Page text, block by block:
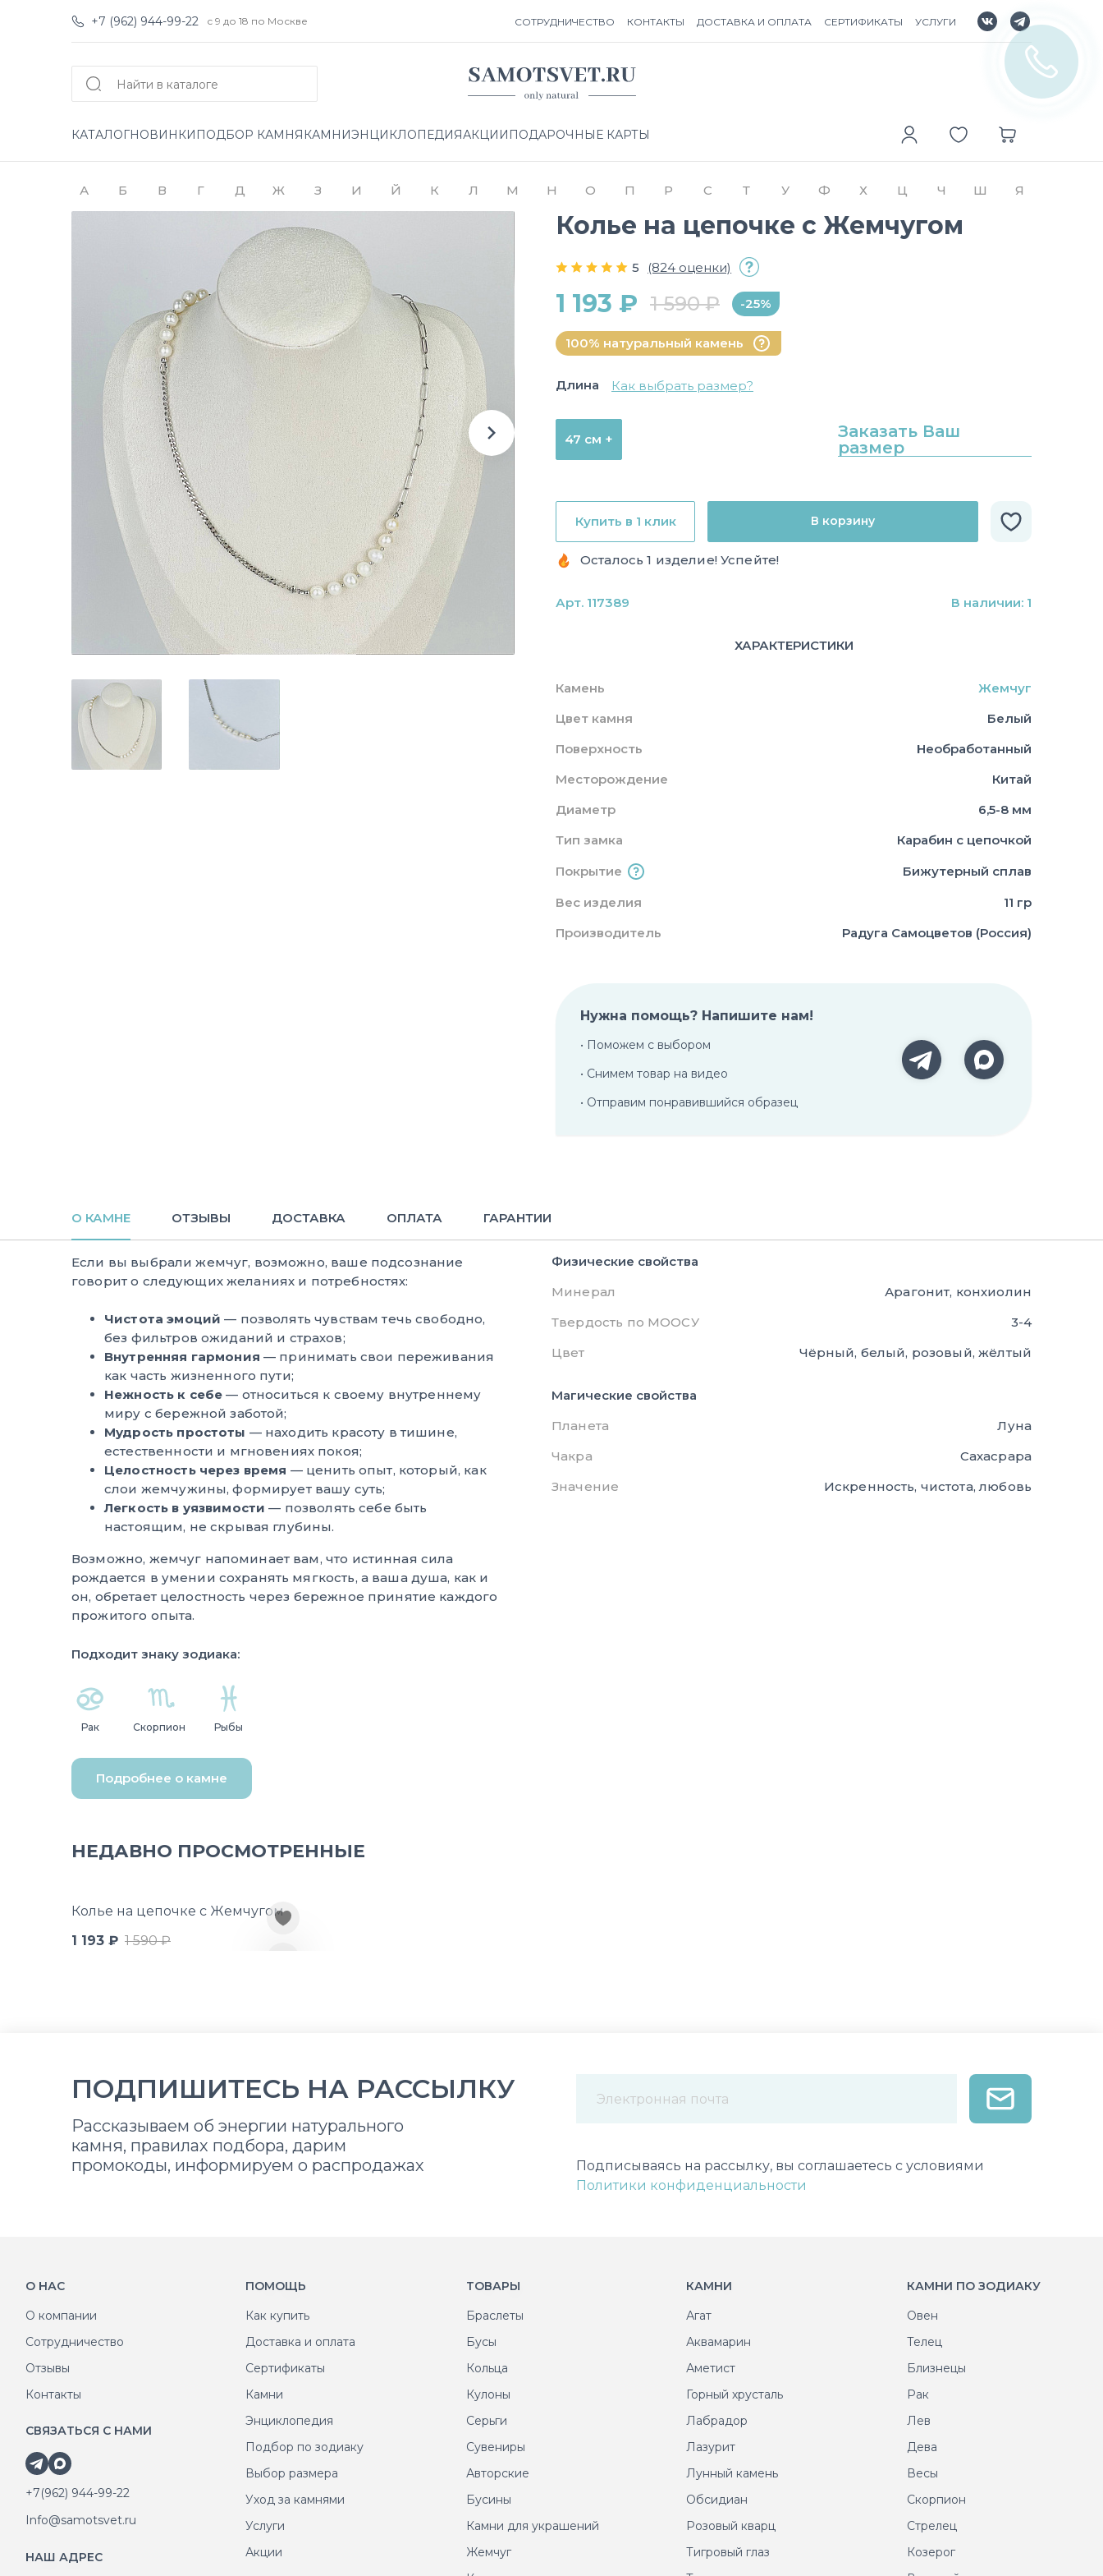
+7 (962) 944-99-22 с 9 до 18 по Москве СОТРУДНИЧЕСТВО КОНТАКТЫ ДОСТАВКА И ОПЛАТА СЕРТИФИКАТЫ УСЛУГИ
КАТАЛОГНОВИНКИ ПОДБОР КАМНЯ КАМНИЭНЦИКЛОПЕДИЯАКЦИИ ПОДАРОЧНЫЕ КАРТЫ
А Б В Г Д Ж З И Й К Л М Н О П Р С Т У Ф Х Ц Ч Ш Я
Колье на цепочке с Жемчугом
5 (824 оценки)
1 193 ₽ 1 590 ₽ -25%
100% натуральный камень
Длина Как выбрать размер?
47 см +
Заказать Ваш
размер
Купить в 1 клик В корзину
Осталось 1 изделие! Успейте!
Арт. 117389 В наличии: 1
ХАРАКТЕРИСТИКИ
Камень
Жемчуг
Цвет камня
Белый
Поверхность
Необработанный
Месторождение
Китай
Диаметр
6,5-8 мм
Тип замка
Карабин с цепочкой
Покрытие
Бижутерный сплав
Вес изделия
11 гр
Производитель
Радуга Самоцветов (Россия)
Нужна помощь? Напишите нам!
• Поможем с выбором
• Снимем товар на видео
• Отправим понравившийся образец
О КАМНЕ ОТЗЫВЫ ДОСТАВКА ОПЛАТА ГАРАНТИИ
Если вы выбрали жемчуг, возможно, ваше подсознание
говорит о следующих желаниях и потребностях:
Чистота эмоций — позволять чувствам течь свободно,
без фильтров ожиданий и страхов;
Внутренняя гармония — принимать свои переживания
как часть жизненного пути;
Нежность к себе — относиться к своему внутреннему
миру с бережной заботой;
Мудрость простоты — находить красоту в тишине,
естественности и мгновениях покоя;
Целостность через время — ценить опыт, который, как
слои жемчужины, формирует вашу суть;
Легкость в уязвимости — позволять себе быть
настоящим, не скрывая глубины.
Возможно, жемчуг напоминает вам, что истинная сила
рождается в умении сохранять мягкость, а ваша душа, как и
он, обретает целостность через бережное принятие каждого
прожитого опыта.
Подходит знаку зодиака:
Рак Скорпион Рыбы
Подробнее о камне
Физические свойства
Минерал
Арагонит, конхиолин
Твердость по МООСУ
3-4
Цвет
Чёрный, белый, розовый, жёлтый
Магические свойства
Планета
Луна
Чакра
Сахасрара
Значение
Искренность, чистота, любовь
НЕДАВНО ПРОСМОТРЕННЫЕ
Колье на цепочке с Жемчугом
1 193 ₽ 1 590 ₽
ПОДПИШИТЕСЬ НА РАССЫЛКУ
Рассказываем об энергии натурального
камня, правилах подбора, дарим
промокоды, информируем о распродажах
Подписываясь на рассылку, вы соглашаетесь с условиями
Политики конфиденциальности
О НАС
О компании
Сотрудничество
Отзывы
Контакты
СВЯЗАТЬСЯ С НАМИ
+7(962) 944-99-22
Info@samotsvet.ru
НАШ АДРЕС
ПОМОЩЬ
Как купить
Доставка и оплата
Сертификаты
Камни
Энциклопедия
Подбор по зодиаку
Выбор размера
Уход за камнями
Услуги
Акции
ТОВАРЫ
Браслеты
Бусы
Кольца
Кулоны
Серьги
Сувениры
Авторские
Бусины
Камни для украшений
Жемчуг
КАМНИ
Агат
Аквамарин
Аметист
Горный хрусталь
Лабрадор
Лазурит
Лунный камень
Обсидиан
Розовый кварц
Тигровый глаз
КАМНИ ПО ЗОДИАКУ
Овен
Телец
Близнецы
Рак
Лев
Дева
Весы
Скорпион
Стрелец
Козерог